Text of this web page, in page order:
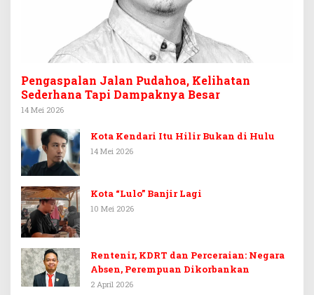
Pengaspalan Jalan Pudahoa, Kelihatan
Sederhana Tapi Dampaknya Besar
14 Mei 2026
Kota Kendari Itu Hilir Bukan di Hulu
14 Mei 2026
Kota “Lulo” Banjir Lagi
10 Mei 2026
Rentenir, KDRT dan Perceraian: Negara
Absen, Perempuan Dikorbankan
2 April 2026